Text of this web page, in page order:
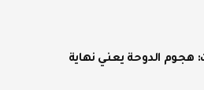
هجوم الدوحة يعني نهاية